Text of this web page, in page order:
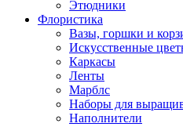
Этюдники
Флористика
Вазы, горшки и
Искусственные
Каркасы
Ленты
Марблс
Наборы для
Наполнители